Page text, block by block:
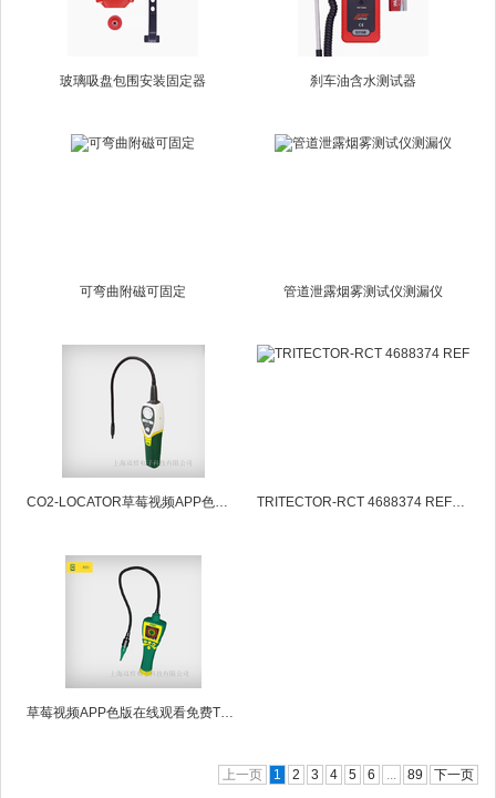
玻璃吸盘包围安装固定器 刹车油含水测试器
可弯曲附磁可固定 管道泄露烟雾测试仪测漏仪
CO2-LOCATOR草莓视频APP色版在线观看免费 4687990 TRITECTOR-RCT 4688374 REFCO 制冷剂草莓视频APP色版在线观看免费
草莓视频APP色版在线观看免费TRITECTOR-R 4688375
上一页 1 2 3 4 5 6 ... 89 下一页